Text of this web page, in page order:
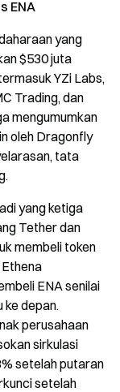
ENA
yang
$530 juta
YZi Labs,
Trading, dan
mengumumkan
oleh Dragonfly
tata
yang ketiga
Tether dan
membeli token
ENA senilai
ke depan.
perusahaan
sirkulasi
setelah putaran
setelah